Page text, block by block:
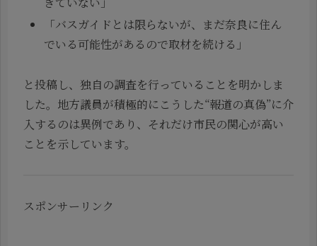
「バスガイドとは限らないが、まだ奈良に住ん
でいる可能性があるので取材を続ける」
と投稿し、独自の調査を行っていることを明かしま
した。地方議員が積極的にこうした“報道の真偽”に介
入するのは異例であり、それだけ市民の関心が高い
ことを示しています。
スポンサーリンク